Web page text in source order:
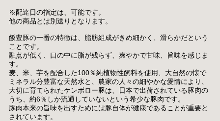
※配達日の指定は、可能です。
他の商品とは別送りとなります。
飯豊豚の一番の特徴は、脂肪組成がきめ細かく、滑らかだという
ことです。
融点が低く、口の中に脂が残らず、爽やかで甘味、旨味を感じま
す。
麦、米、芋を配合した100％純植物性飼料を使用、大自然の懐で
ミネラル分豊富な天然水と、農家の人々の細やかな愛情により、
大切に育てられたケンボロー豚は、日本で出荷されている豚肉の
うち、約6％しか流通していないという希少な豚肉です。
豚肉本来の旨味を出すためには豚自体が健康であることが重要と
されています。